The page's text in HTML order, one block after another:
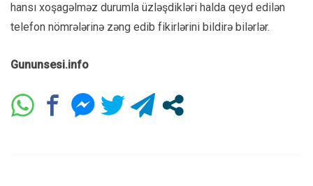
hansı xoşagəlməz durumla üzləşdikləri halda qeyd edilən
telefon nömrələrinə zəng edib fikirlərini bildirə bilərlər.
Gununsesi.info